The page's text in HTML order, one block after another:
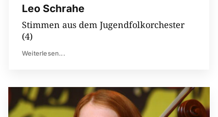
Leo Schrahe
Stimmen aus dem Jugendfolkorchester
(4)
Weiterlesen...